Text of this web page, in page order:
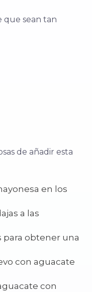
que sean tan
de añadir esta
en los
a las
para obtener una
con aguacate
con